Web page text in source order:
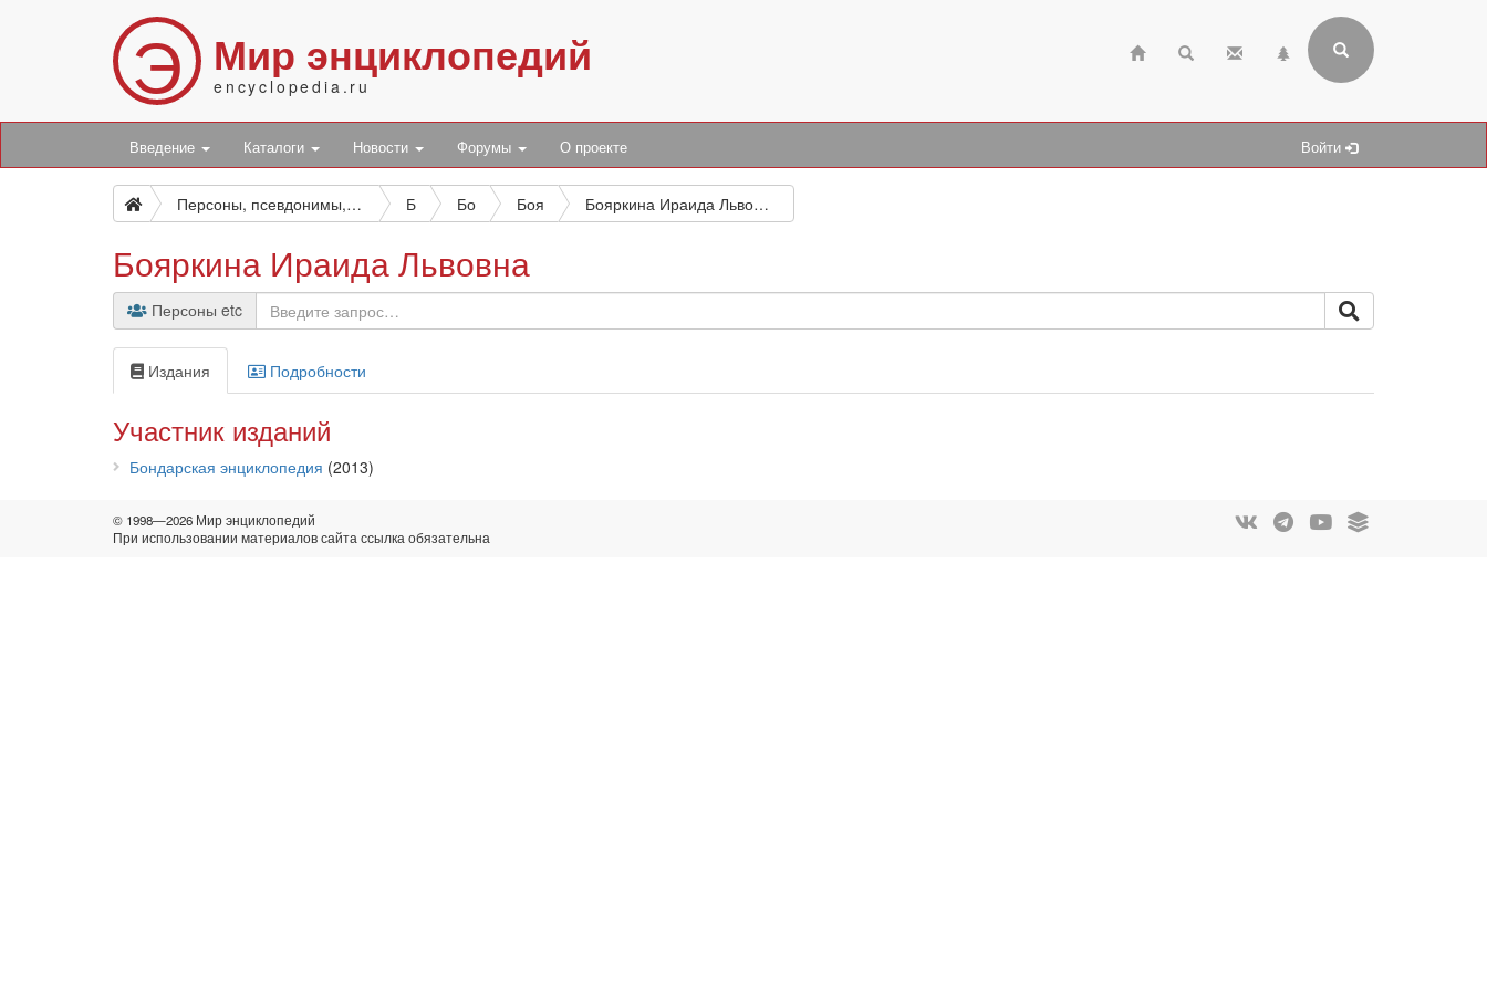
Э Мир энциклопедий
encyclopedia.ru
Введение Каталоги Новости Форумы О проекте Войти
Персоны, псевдонимы, персонажи и боты Б Бо Боя Бояркина Ираида Львовна
Бояркина Ираида Львовна
Персоны etc
Издания Подробности
Участник изданий
Бондарская энциклопедия (2013)
© 1998—2026 Мир энциклопедий
При использовании материалов сайта ссылка обязательна